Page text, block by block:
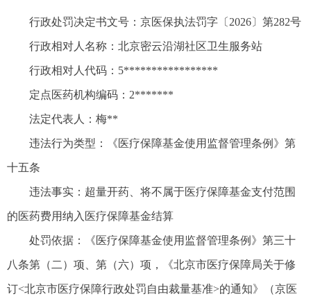
行政处罚决定书文号：京医保执法罚字〔2026〕第282号
行政相对人名称：北京密云沿湖社区卫生服务站
行政相对人代码：5*****************
定点医药机构编码：2*******
法定代表人：梅**
违法行为类型：《医疗保障基金使用监督管理条例》第
十五条
违法事实：超量开药、将不属于医疗保障基金支付范围
的医药费用纳入医疗保障基金结算
处罚依据：《医疗保障基金使用监督管理条例》第三十
八条第（二）项、第（六）项，《北京市医疗保障局关于修
订<北京市医疗保障行政处罚自由裁量基准>的通知》（京医